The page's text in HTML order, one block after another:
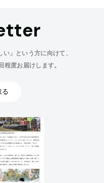
」という方に向けて、
度お届けします。
る